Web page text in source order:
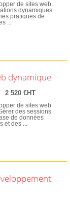
de sites web
dynamiques
pratiques de
...
dynamique
2 520 €HT
de sites web
des sessions
de données
et des ...